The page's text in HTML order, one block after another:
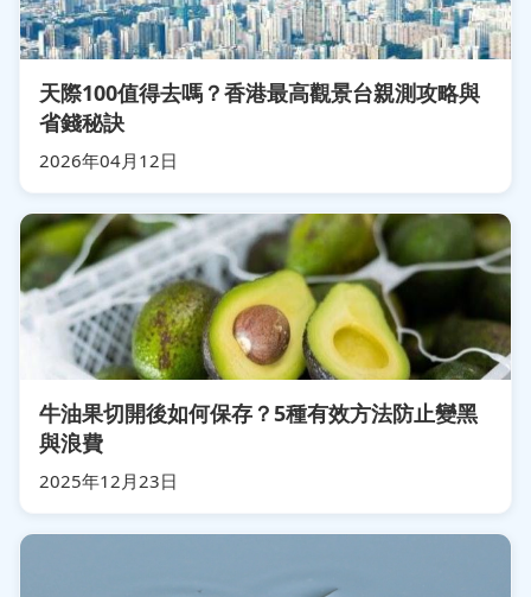
天際100值得去嗎？香港最高觀景台親測攻略與
省錢秘訣
2026年04月12日
牛油果切開後如何保存？5種有效方法防止變黑
與浪費
2025年12月23日